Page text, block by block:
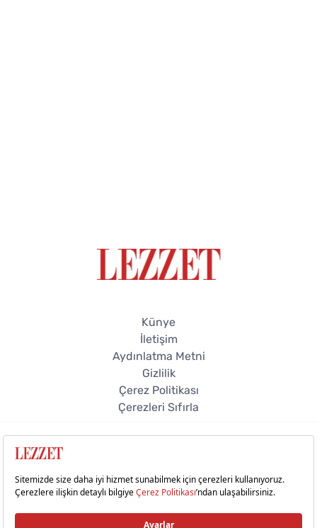
Künye
İletişim
Aydınlatma Metni
Gizlilik
Çerez Politikası
Çerezleri Sıfırla
© 2026 Lezzet Online. Tüm hakları saklıdır.